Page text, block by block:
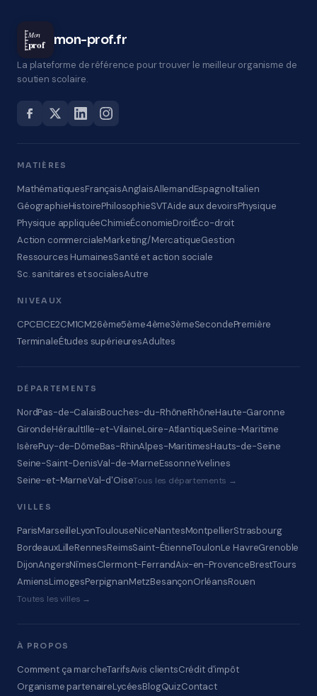
Mon
prof mon-prof.fr
La plateforme de référence pour trouver le meilleur organisme de
soutien scolaire.
MATIÈRES
MathématiquesFrançaisAnglaisAllemandEspagnolItalien
GéographieHistoirePhilosophieSVTAide aux devoirsPhysique
Physique appliquéeChimieÉconomieDroitÉco-droit
Action commercialeMarketing/MercatiqueGestion
Ressources HumainesSanté et action sociale
Sc. sanitaires et socialesAutre
NIVEAUX
CPCE1CE2CM1CM26ème5ème4ème3èmeSecondePremière
TerminaleÉtudes supérieuresAdultes
DÉPARTEMENTS
NordPas-de-CalaisBouches-du-RhôneRhôneHaute-Garonne
GirondeHéraultIlle-et-VilaineLoire-AtlantiqueSeine-Maritime
IsèrePuy-de-DômeBas-RhinAlpes-MaritimesHauts-de-Seine
Seine-Saint-DenisVal-de-MarneEssonneYvelines
Seine-et-MarneVal-d'OiseTous les départements →
VILLES
ParisMarseilleLyonToulouseNiceNantesMontpellierStrasbourg
BordeauxLilleRennesReimsSaint-ÉtienneToulonLe HavreGrenoble
DijonAngersNîmesClermont-FerrandAix-en-ProvenceBrestTours
AmiensLimogesPerpignanMetzBesançonOrléansRouen
Toutes les villes →
À PROPOS
Comment ça marcheTarifsAvis clientsCrédit d'impôt
Organisme partenaireLycéesBlogQuizContact